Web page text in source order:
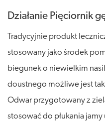
Działanie Pięciornik
Tradycyjnie produkt
stosowany jako środek
biegunek o niewielkim
doustnego możliwe jest
Odwar przygotowany z
stosować do płukania